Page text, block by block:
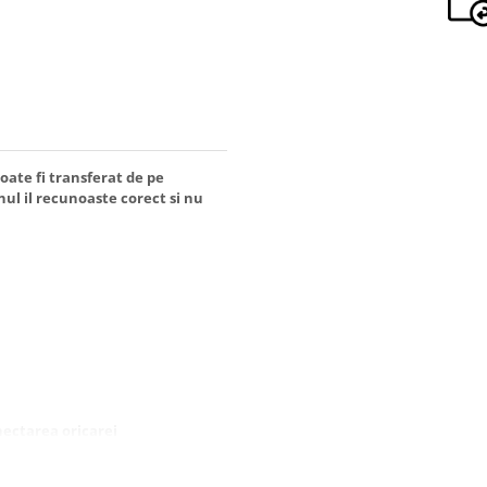
fi transferat de pe
il recunoaste corect si nu